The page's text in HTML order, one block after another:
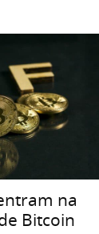
na
Bitcoin